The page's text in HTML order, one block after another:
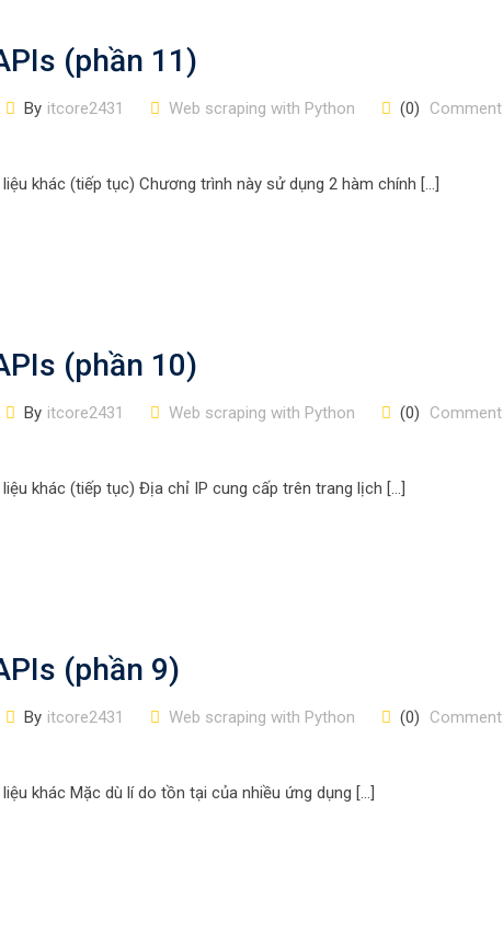
(phần 11)
By itcore2431 Web scraping with Python (0) Comment
khác (tiếp tục) Chương trình này sử dụng 2 hàm chính […]
(phần 10)
By itcore2431 Web scraping with Python (0) Comment
khác (tiếp tục) Địa chỉ IP cung cấp trên trang lịch […]
(phần 9)
By itcore2431 Web scraping with Python (0) Comment
khác Mặc dù lí do tồn tại của nhiều ứng dụng […]